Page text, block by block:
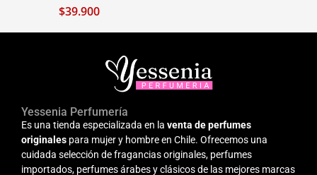
$39.900
Yessenia Perfumería
Es una tienda especializada en la venta de perfumes
originales para mujer y hombre en Chile. Ofrecemos una
cuidada selección de fragancias originales, perfumes
importados, perfumes árabes y clásicos de las mejores marcas